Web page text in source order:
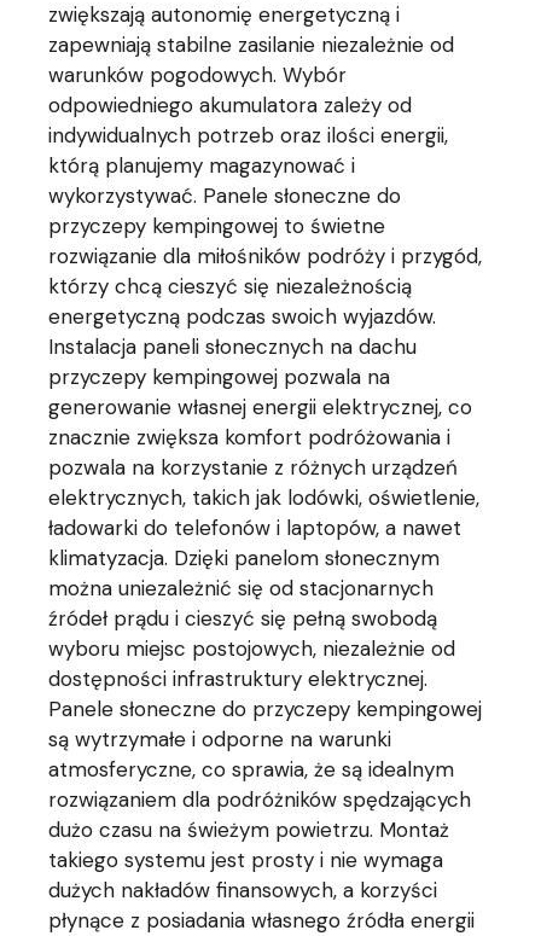
zwiększają autonomię energetyczną i
zapewniają stabilne zasilanie niezależnie od
warunków pogodowych. Wybór
odpowiedniego akumulatora zależy od
indywidualnych potrzeb oraz ilości energii,
którą planujemy magazynować i
wykorzystywać. Panele słoneczne do
przyczepy kempingowej to świetne
rozwiązanie dla miłośników podróży i przygód,
którzy chcą cieszyć się niezależnością
energetyczną podczas swoich wyjazdów.
Instalacja paneli słonecznych na dachu
przyczepy kempingowej pozwala na
generowanie własnej energii elektrycznej, co
znacznie zwiększa komfort podróżowania i
pozwala na korzystanie z różnych urządzeń
elektrycznych, takich jak lodówki, oświetlenie,
ładowarki do telefonów i laptopów, a nawet
klimatyzacja. Dzięki panelom słonecznym
można uniezależnić się od stacjonarnych
źródeł prądu i cieszyć się pełną swobodą
wyboru miejsc postojowych, niezależnie od
dostępności infrastruktury elektrycznej.
Panele słoneczne do przyczepy kempingowej
są wytrzymałe i odporne na warunki
atmosferyczne, co sprawia, że są idealnym
rozwiązaniem dla podróżników spędzających
dużo czasu na świeżym powietrzu. Montaż
takiego systemu jest prosty i nie wymaga
dużych nakładów finansowych, a korzyści
płynące z posiadania własnego źródła energii